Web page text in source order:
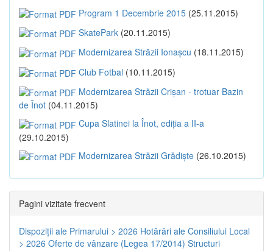
Program 1 Decembrie 2015 (25.11.2015)
SkatePark (20.11.2015)
Modernizarea Străzii Ionașcu (18.11.2015)
Club Fotbal (10.11.2015)
Modernizarea Străzii Crișan - trotuar Bazin
de Înot (04.11.2015)
Cupa Slatinei la Înot, ediția a II-a
(29.10.2015)
Modernizarea Străzii Grădiște (26.10.2015)
Pagini vizitate frecvent
Dispoziţii ale Primarului > 2026 Hotărâri ale Consiliului Local
> 2026 Oferte de vânzare (Legea 17/2014) Structuri